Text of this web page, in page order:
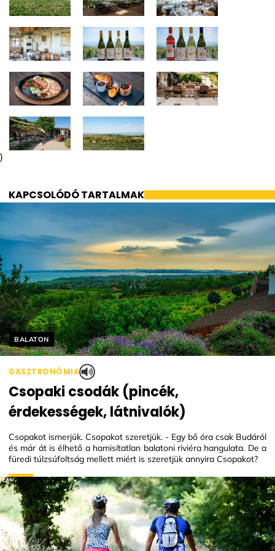
)
KAPCSOLÓDÓ TARTALMAK
Helyszín címkék:
BALATON
GASZTRONÓMIA
Csopaki csodák (pincék,
érdekességek, látnivalók)
Csopakot ismerjük. Csopakot szeretjük. - Egy bő óra csak Budáról
és már át is élhető a hamisítatlan balatoni riviéra hangulata. De a
füredi túlzsúfoltság mellett miért is szeretjük annyira Csopakot?